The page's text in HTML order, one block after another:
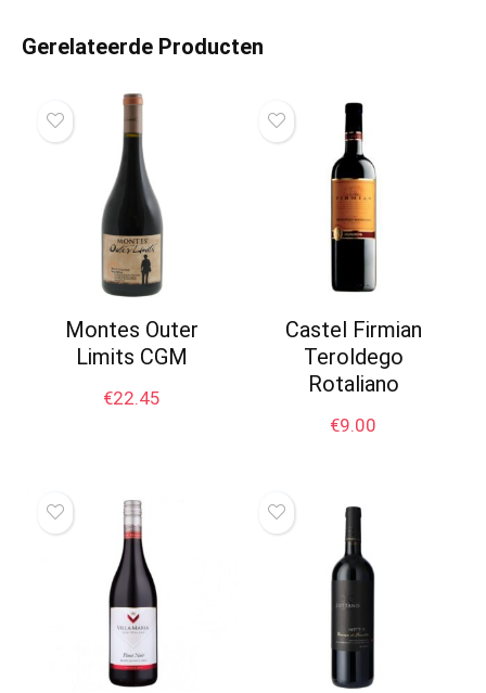
Gerelateerde Producten
Montes Outer
Limits CGM
€22.45
Castel Firmian
Teroldego
Rotaliano
€9.00